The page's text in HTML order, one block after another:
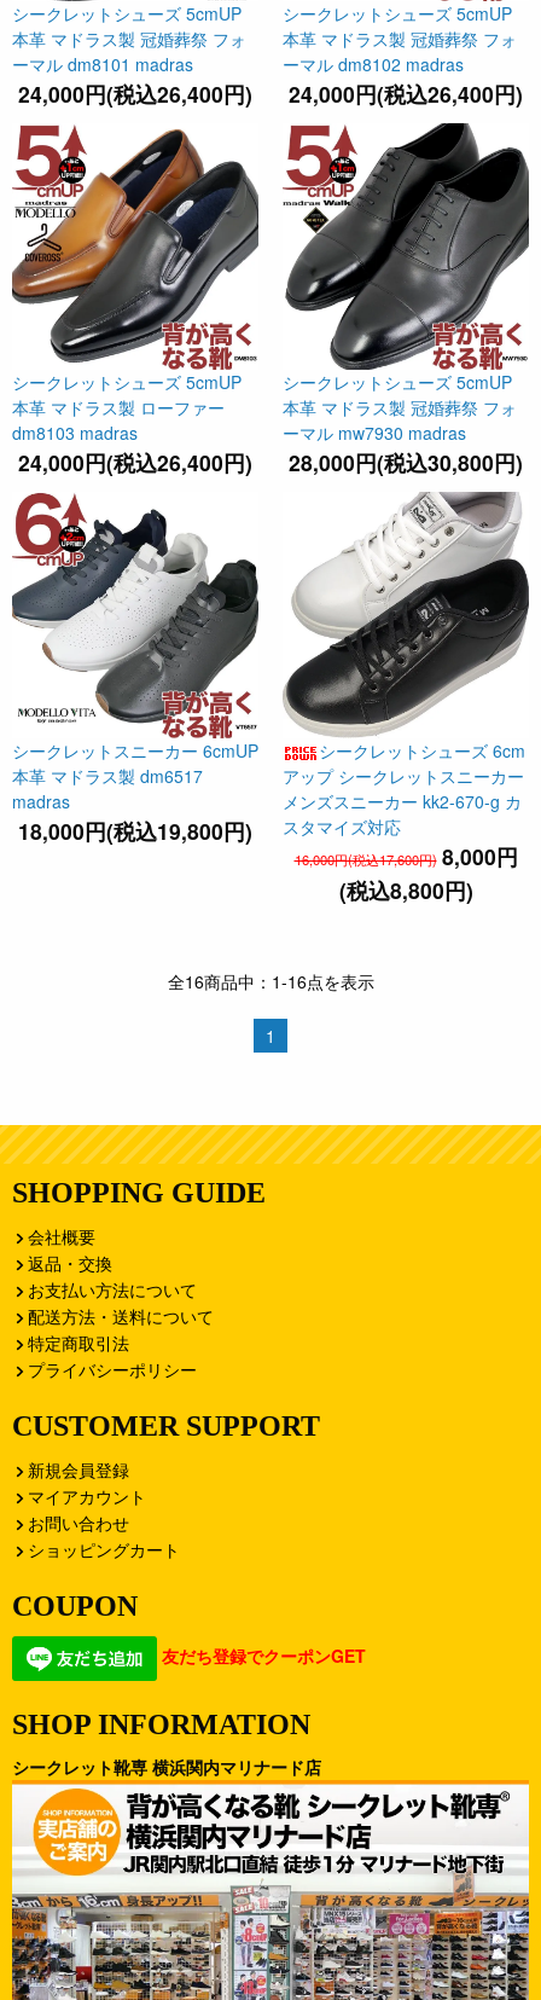
シークレットシューズ 5cmUP
本革 マドラス製 冠婚葬祭 フォ
ーマル dm8101 madras
24,000円(税込26,400円)
シークレットシューズ 5cmUP
本革 マドラス製 冠婚葬祭 フォ
ーマル dm8102 madras
24,000円(税込26,400円)
シークレットシューズ 5cmUP
本革 マドラス製 ローファー
dm8103 madras
24,000円(税込26,400円)
シークレットシューズ 5cmUP
本革 マドラス製 冠婚葬祭 フォ
ーマル mw7930 madras
28,000円(税込30,800円)
シークレットスニーカー 6cmUP
本革 マドラス製 dm6517
madras
18,000円(税込19,800円)
シークレットシューズ 6cm
アップ シークレットスニーカー
メンズスニーカー kk2-670-g カ
スタマイズ対応
16,000円(税込17,600円) 8,000円
(税込8,800円)
全16商品中：1-16点を表示
1
SHOPPING GUIDE
会社概要
返品・交換
お支払い方法について
配送方法・送料について
特定商取引法
プライバシーポリシー
CUSTOMER SUPPORT
新規会員登録
マイアカウント
お問い合わせ
ショッピングカート
COUPON
友だち登録でクーポンGET
SHOP INFORMATION
シークレット靴専 横浜関内マリナード店